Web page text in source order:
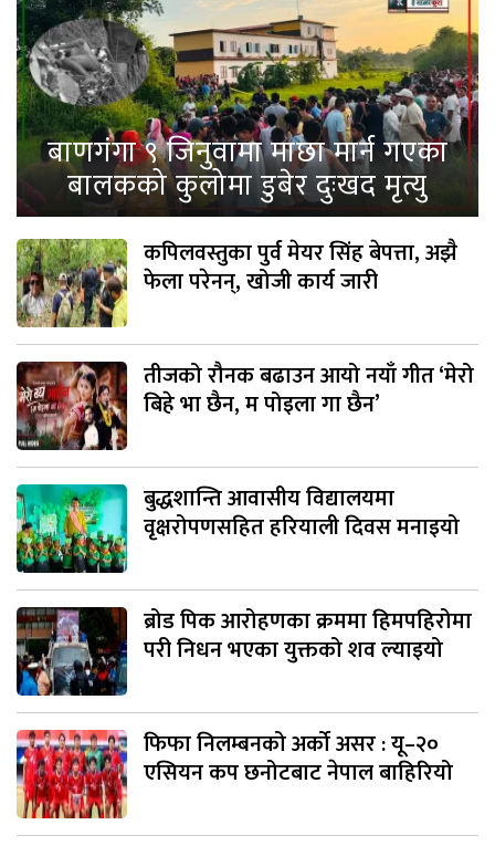
बाणगंगा ९ जिनुवामा माछा मार्न गएका
बालकको कुलोमा डुबेर दुःखद मृत्यु
कपिलवस्तुका पुर्व मेयर सिंह बेपत्ता, अझै
फेला परेनन्, खोजी कार्य जारी
तीजको रौनक बढाउन आयो नयाँ गीत ‘मेरो
बिहे भा छैन, म पोइला गा छैन’
बुद्धशान्ति आवासीय विद्यालयमा
वृक्षरोपणसहित हरियाली दिवस मनाइयो
ब्रोड पिक आरोहणका क्रममा हिमपहिरोमा
परी निधन भएका युक्तको शव ल्याइयो
फिफा निलम्बनको अर्को असर : यू–२०
एसियन कप छनोटबाट नेपाल बाहिरियो